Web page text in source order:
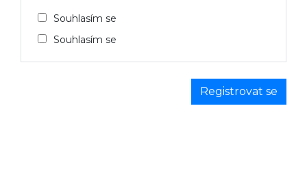
Souhlasím se
Souhlasím se